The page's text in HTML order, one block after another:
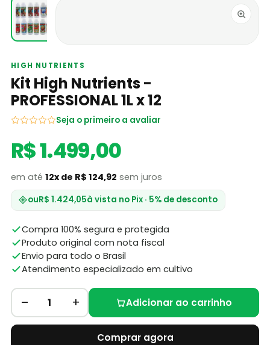
HIGH NUTRIENTS
Kit High Nutrients -
PROFESSIONAL 1L x 12
Seja o primeiro a avaliar
R$ 1.499,00
em até 12x de R$ 124,92 sem juros
ouR$ 1.424,05à vista no Pix · 5% de desconto
Compra 100% segura e protegida
Produto original com nota fiscal
Envio para todo o Brasil
Atendimento especializado em cultivo
– 1 + Adicionar ao carrinho
Comprar agora